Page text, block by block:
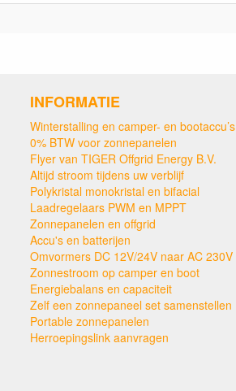
INFORMATIE
Winterstalling en camper- en bootaccu’s
0% BTW voor zonnepanelen
Flyer van TIGER Offgrid Energy B.V.
Altijd stroom tijdens uw verblijf
Polykristal monokristal en bifacial
Laadregelaars PWM en MPPT
Zonnepanelen en offgrid
Accu's en batterijen
Omvormers DC 12V/24V naar AC 230V
Zonnestroom op camper en boot
Energiebalans en capaciteit
Zelf een zonnepaneel set samenstellen
Portable zonnepanelen
Herroepingslink aanvragen